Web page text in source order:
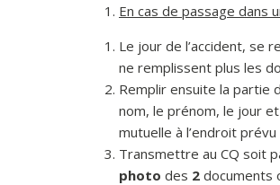
En cas de passage dans
Le jour de l’accident, se
ne remplissent plus les
Remplir ensuite la partie
nom, le prénom, le jour
mutuelle à l’endroit
Transmettre au CQ soit
photo des 2 documents